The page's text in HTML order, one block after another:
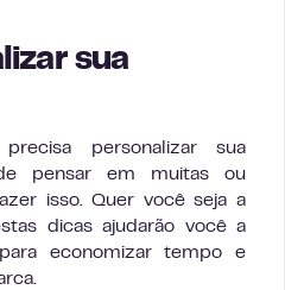
sua
personalizar sua
pensar em muitas ou
isso. Quer você seja a
dicas ajudarão você a
economizar tempo e